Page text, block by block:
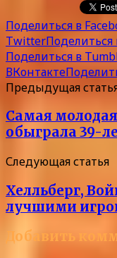
Поделиться в
Twitter
Поделиться в
ВКонтакте
Предыдущая
Самая
обыграла 39-
Следующая статья
Хелльберг,
лучшими
Добавить